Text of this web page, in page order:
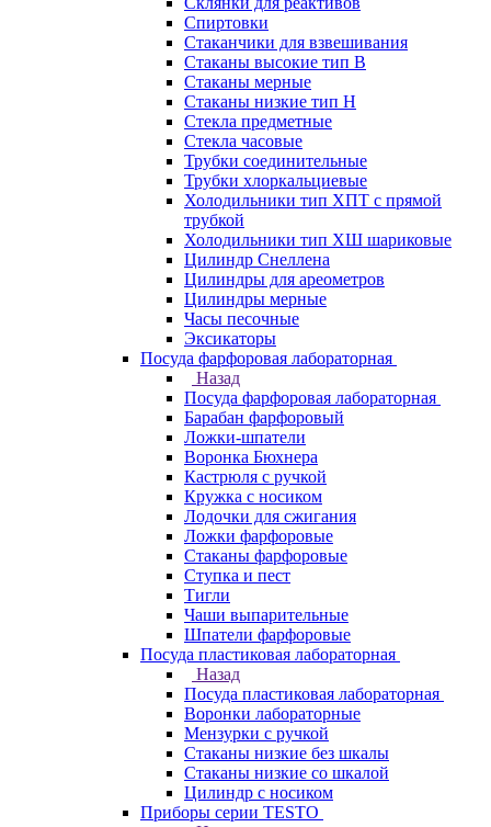
Спиртовки
Стаканчики для взвешивания
Стаканы высокие тип В
Стаканы мерные
Стаканы низкие тип Н
Стекла предметные
Стекла часовые
Трубки соединительные
Трубки хлоркальциевые
Холодильники тип ХПТ с прямой
трубкой
Холодильники тип ХШ шариковые
Цилиндр Снеллена
Цилиндры для ареометров
Цилиндры мерные
Часы песочные
Эксикаторы
Посуда фарфоровая лабораторная
Назад
Посуда фарфоровая лабораторная
Барабан фарфоровый
Ложки-шпатели
Воронка Бюхнера
Кастрюля с ручкой
Кружка с носиком
Лодочки для сжигания
Ложки фарфоровые
Стаканы фарфоровые
Ступка и пест
Тигли
Чаши выпарительные
Шпатели фарфоровые
Посуда пластиковая лабораторная
Назад
Посуда пластиковая лабораторная
Воронки лабораторные
Мензурки с ручкой
Стаканы низкие без шкалы
Стаканы низкие со шкалой
Цилиндр с носиком
Приборы серии TESTO